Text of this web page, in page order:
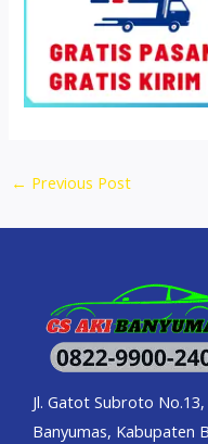
← Previous Post
Jl. Gatot Subroto
Banyumas, Kabupaten